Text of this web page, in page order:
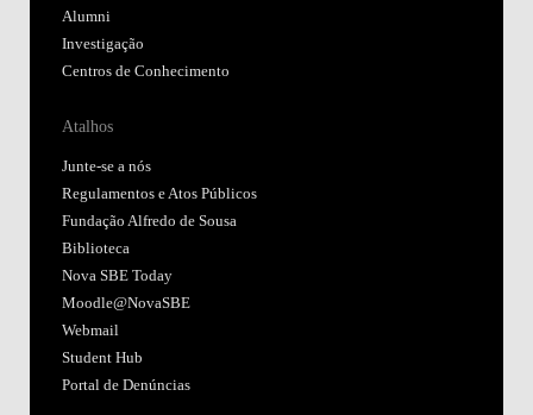
Alumni
Investigação
Centros de Conhecimento
Atalhos
Junte-se a nós
Regulamentos e Atos Públicos
Fundação Alfredo de Sousa
Biblioteca
Nova SBE Today
Moodle@NovaSBE
Webmail
Student Hub
Portal de Denúncias